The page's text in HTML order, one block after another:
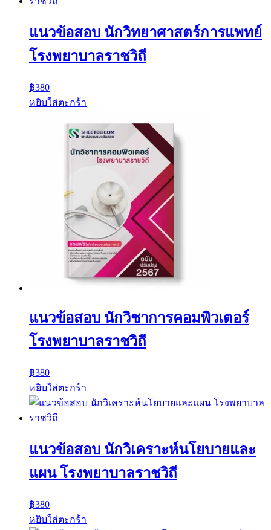
แนวข้อสอบ นักวิทยาศาสตร์การแพทย์
โรงพยาบาลราชวิถี
฿380
หยิบใส่ตะกร้า
แนวข้อสอบ นักวิชาการคอมพิวเตอร์
โรงพยาบาลราชวิถี
฿380
หยิบใส่ตะกร้า
แนวข้อสอบ นักวิเคราะห์นโยบายและ
แผน โรงพยาบาลราชวิถี
฿380
หยิบใส่ตะกร้า